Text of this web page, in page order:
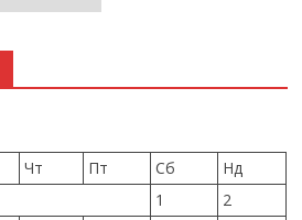
Чт Пт Сб
Нд
1
2